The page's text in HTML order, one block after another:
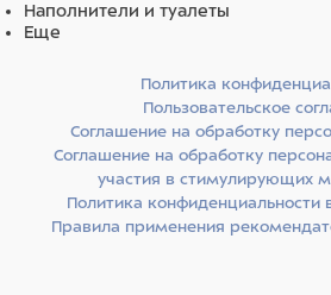
Наполнители и туалеты
Еще
Политика
Пользовательское
Соглашение на обработку
Соглашение на обработку
участия в стимулирующих
Политика конфиденциальности
Правила применения